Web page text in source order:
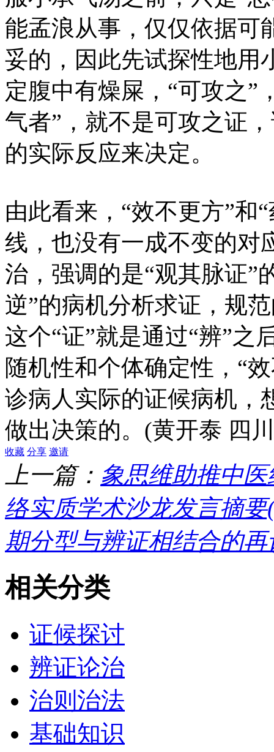
能孟浪从事，仅仅依据可
妥的，因此先试探性地用
定腹中有燥屎，“可攻之”
气者”，就不是可攻之证
的实际反应来决定。
由此看来，“效不更方”和
线，也没有一成不变的对
治，强调的是“观其脉证”
逆”的病机分析求证，规
这个“证”就是通过“辨”之
随机性和个体确定性，“
诊病人实际的证候病机，
做出决策的。 (黄开泰 四
收藏 分享 邀请
上一篇： 象思维助推中
络实质学术沙龙发言摘
期分型与辨证相结合的
相关分类
证候探讨
辨证论治
治则治法
基础知识